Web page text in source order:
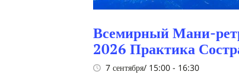
Всемирный Мани-
2026 Практика
7 сентября/ 15:00 - 16:30